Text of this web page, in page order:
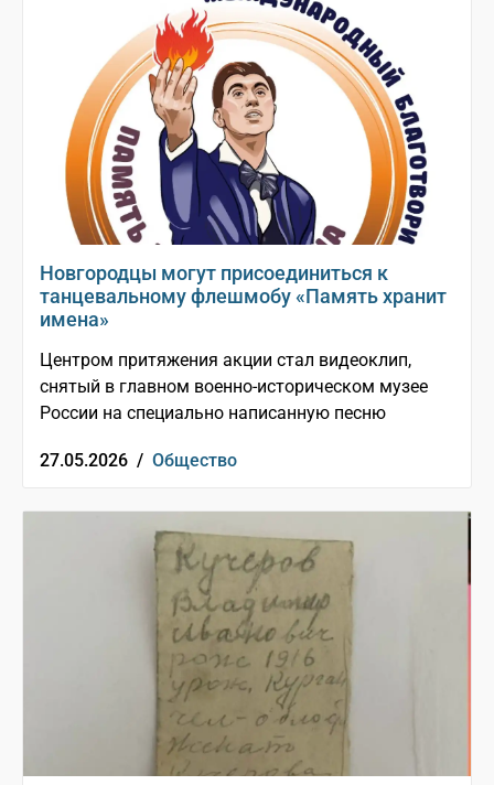
Новгородцы могут присоединиться к
танцевальному флешмобу «Память хранит
имена»
Центром притяжения акции стал видеоклип,
снятый в главном военно-историческом музее
России на специально написанную песню
27.05.2026 / Общество